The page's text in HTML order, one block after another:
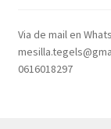
Via de mail en
0616018297